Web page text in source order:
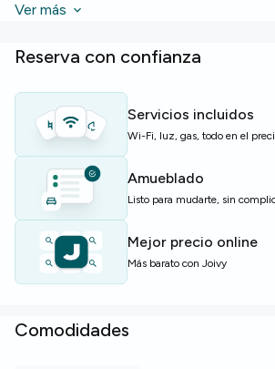
balcón; el piso dispone de dos baños.
horno y lavavajillas para tu comodidad
El edificio incluye ascensor, servicio de
lavadora; el piso tiene 160 m² con
cuatro plazas.
Perfecta para estudiantes o jóvenes
buscan espacio y buena conexión con
Plazas limitadas — contacta cuanto
Ver más
Reserva con confianza
Servicios incluidos
Wi-Fi, luz, gas, todo en el
Amueblado
Listo para mudarte, sin
Mejor precio online
Más barato con Joivy
Comodidades